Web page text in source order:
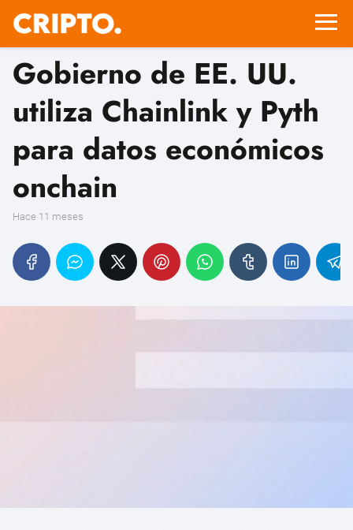
Gobierno de EE. UU.
utiliza Chainlink y Pyth
para datos económicos
onchain
hace 11 meses